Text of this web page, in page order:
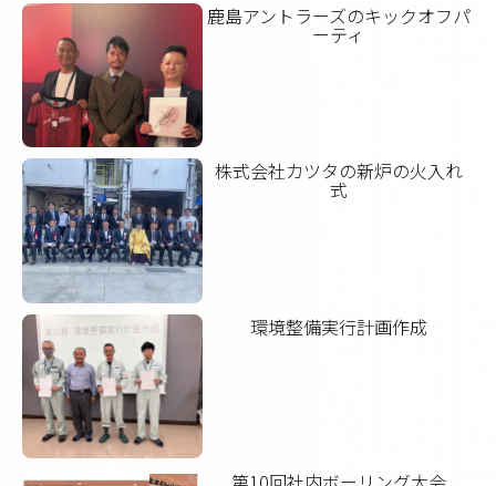
鹿島アントラーズのキックオフパ
ーティ
株式会社カツタの新炉の火入れ
式
環境整備実行計画作成